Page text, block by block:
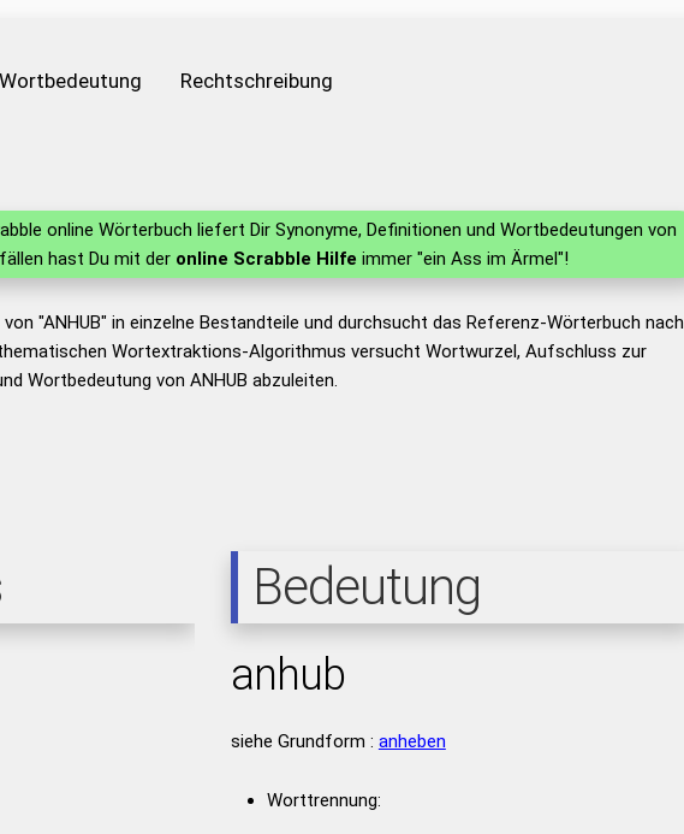
Wortbedeutung Rechtschreibung
online Wörterbuch liefert Dir Synonyme, Definitionen und Wortbedeutungen von
hast Du mit der online Scrabble Hilfe immer "ein Ass im Ärmel"!
"ANHUB" in einzelne Bestandteile und durchsucht das Referenz-Wörterbuch nach
Wortextraktions-Algorithmus versucht Wortwurzel, Aufschluss zur
Wortbedeutung von ANHUB abzuleiten.
Bedeutung
anhub
siehe Grundform : anheben
Worttrennung: